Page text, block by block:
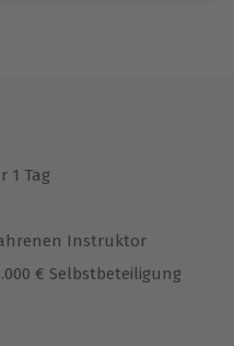
1 Tag
Instruktor
€ Selbstbeteiligung